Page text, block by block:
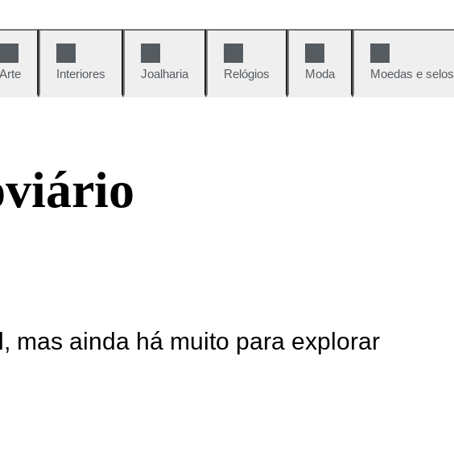
Arte
Interiores Joalharia Relógios Moda Moedas e selos
mas ainda há muito para explorar